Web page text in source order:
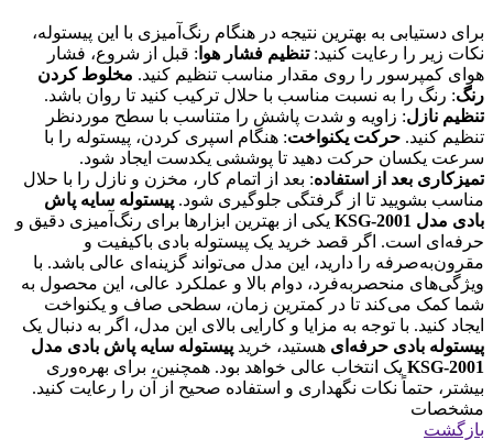
برای دستیابی به بهترین نتیجه در هنگام رنگ‌آمیزی با این پیستوله،
نکات زیر را رعایت کنید:تنظیم فشار هوا : قبل از شروع، فشار
هوای کمپرسور را روی مقدار مناسب تنظیم کنید. مخلوط کردن
رنگ: رنگ را به نسبت مناسب با حلال ترکیب کنید تا روان باشد.
تنظیم نازل: زاویه و شدت پاشش را متناسب با سطح موردنظر
تنظیم کنید. حرکت یکنواخت: هنگام اسپری کردن، پیستوله را با
سرعت یکسان حرکت دهید تا پوششی یکدست ایجاد شود.
تمیزکاری بعد از استفاده: بعد از اتمام کار، مخزن و نازل را با حلال
مناسب بشویید تا از گرفتگی جلوگیری شود. پیستوله سایه پاش
بادی مدل KSG-2001
یکی از بهترین ابزارها برای رنگ‌آمیزی دقیق و
حرفه‌ای است. اگر قصد خرید یک پیستوله بادی باکیفیت و
مقرون‌به‌صرفه را دارید، این مدل می‌تواند گزینه‌ای عالی باشد. با
ویژگی‌های منحصر‌به‌فرد، دوام بالا و عملکرد عالی، این محصول به
شما کمک می‌کند تا در کمترین زمان، سطحی صاف و یکنواخت
ایجاد کنید. با توجه به مزایا و کارایی بالای این مدل، اگر به دنبال یک
پیستوله بادی حرفه‌ای هستید، خرید پیستوله سایه پاش بادی مدل
KSG-2001 یک انتخاب عالی خواهد بود. همچنین، برای بهره‌وری
بیشتر، حتماً نکات نگهداری و استفاده صحیح از آن را رعایت کنید.
مشخصات
بازگشت